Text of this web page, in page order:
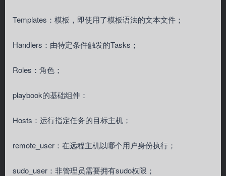
Templates：模板，即使用了模板语法的文本文件；
Handlers：由特定条件触发的Tasks；
Roles：角色；
playbook的基础组件：
Hosts：运行指定任务的目标主机；
remote_user：在远程主机以哪个用户身份执行；
sudo_user：非管理员需要拥有sudo权限；